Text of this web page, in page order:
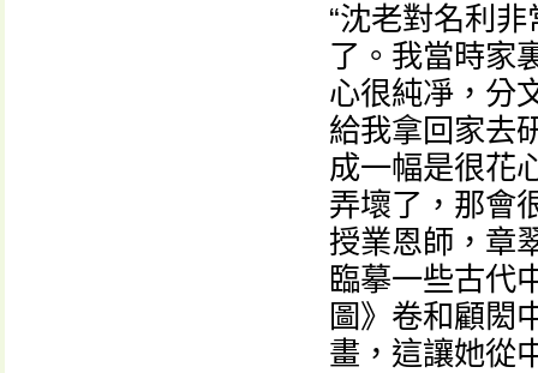
“沈老對名利
了。我當時家
心很純凈，分
給我拿回家去
成一幅是很花
弄壞了，那會
授業恩師，章
臨摹一些古代
圖》卷和顧閎
畫，這讓她從